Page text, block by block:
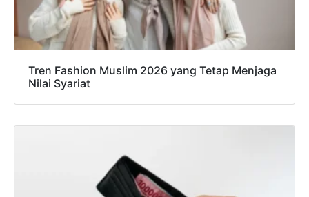
Tren Fashion Muslim 2026 yang Tetap Menjaga
Nilai Syariat